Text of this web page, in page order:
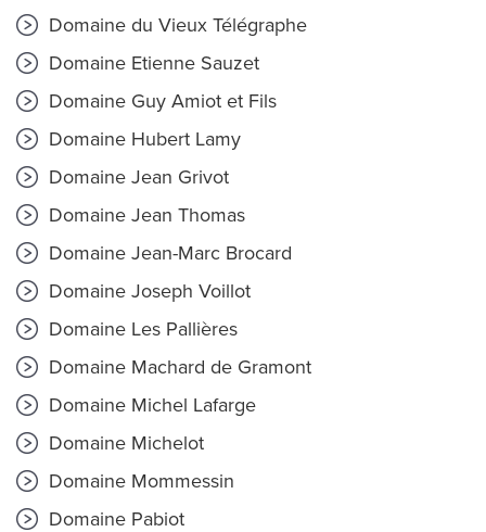
Domaine du Vieux Télégraphe
Domaine Etienne Sauzet
Domaine Guy Amiot et Fils
Domaine Hubert Lamy
Domaine Jean Grivot
Domaine Jean Thomas
Domaine Jean-Marc Brocard
Domaine Joseph Voillot
Domaine Les Pallières
Domaine Machard de Gramont
Domaine Michel Lafarge
Domaine Michelot
Domaine Mommessin
Domaine Pabiot